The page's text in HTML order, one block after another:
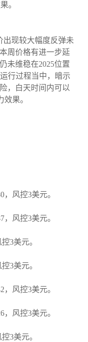
。
出现较大幅度反弹未
周价格有进一步延
未维稳在2025位置
行过程当中，暗示
，白天时间内可以
果。
，风控3美元。
，风控3美元。
3美元。
3美元。
，风控3美元。
，风控3美元。
3美元。